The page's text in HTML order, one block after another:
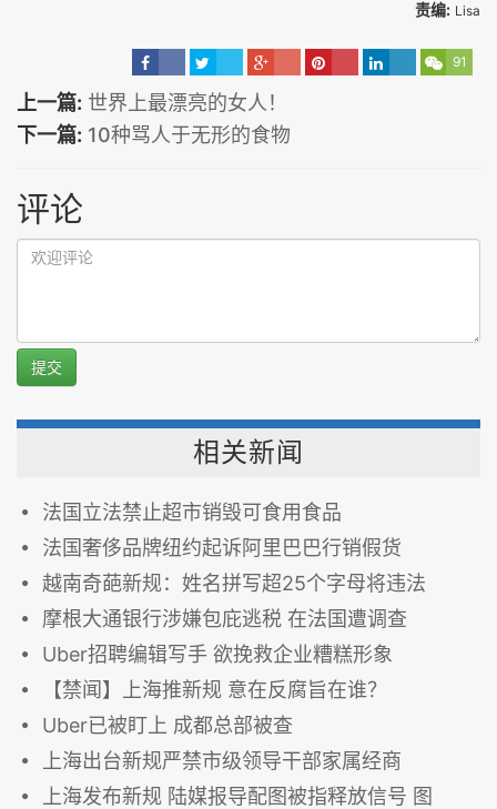
责编: Lisa
91
上一篇: 世界上最漂亮的女人！
下一篇: 10种骂人于无形的食物
评论
提交
相关新闻
法国立法禁止超市销毁可食用食品
法国奢侈品牌纽约起诉阿里巴巴行销假货
越南奇葩新规：姓名拼写超25个字母将违法
摩根大通银行涉嫌包庇逃税 在法国遭调查
Uber招聘编辑写手 欲挽救企业糟糕形象
【禁闻】上海推新规 意在反腐旨在谁？
Uber已被盯上 成都总部被查
上海出台新规严禁市级领导干部家属经商
上海发布新规 陆媒报导配图被指释放信号 图